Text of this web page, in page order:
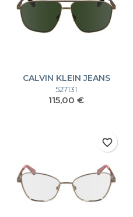
CALVIN KLEIN JEANS
CKJ24202S CKJ24202S
527131
Prezzo
115,00 €
favorite_border